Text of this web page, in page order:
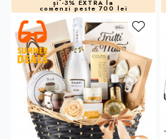
și -3% EXTRA la
comenzi peste 700 lei